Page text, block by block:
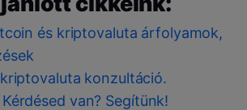
és kriptovaluta árfolyamok,
konzultáció.
van? Segítünk!